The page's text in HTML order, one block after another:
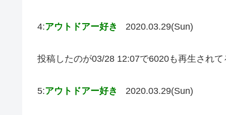
4:アウトドアー好き 2020.03.29(Sun)
投稿したのが03/28 12:07で6020も再生され
5:アウトドアー好き 2020.03.29(Sun)